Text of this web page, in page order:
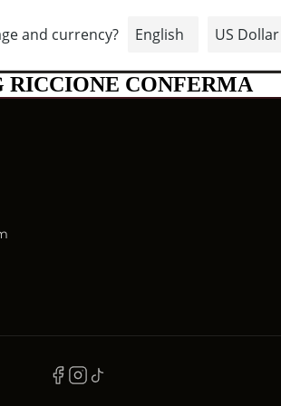
SEDI CONTATTI SHOP
RICCIONE CONFERMA